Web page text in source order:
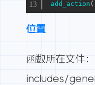
add_action (
位置
函数所在文件
includes/